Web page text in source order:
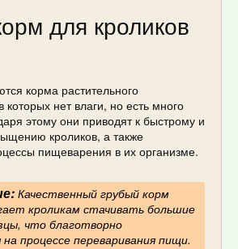
для кроликов
корма растительного
которых нет влаги, но есть много
этому они приводят к быстрому и
кроликов, а также
пищеварения в их организме.
Качественный грубый корм
кроликам стачивать большие
что благотворно
процессе переваривания пищи.